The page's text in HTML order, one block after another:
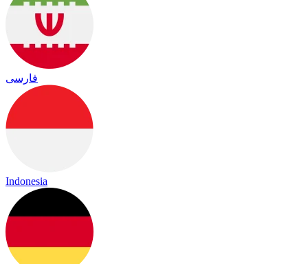
فارسی
Indonesia